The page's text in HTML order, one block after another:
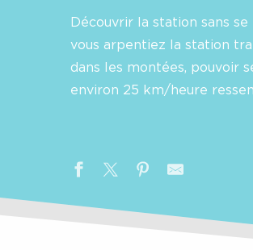
Découvrir la station sans
vous arpentiez la station
dans les montées, pouvoir
environ 25 km/heure